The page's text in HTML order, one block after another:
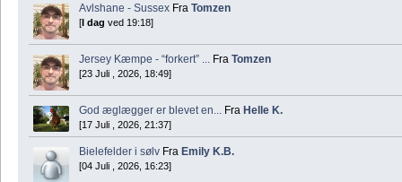
Avlshane - Sussex Fra Tomzen
[I dag ved 19:18]
Jersey Kæmpe - “forkert” ... Fra Tomzen
[23 Juli , 2026, 18:49]
God æglægger er blevet en... Fra Helle K.
[17 Juli , 2026, 21:37]
Bielefelder i sølv Fra Emily K.B.
[04 Juli , 2026, 16:23]